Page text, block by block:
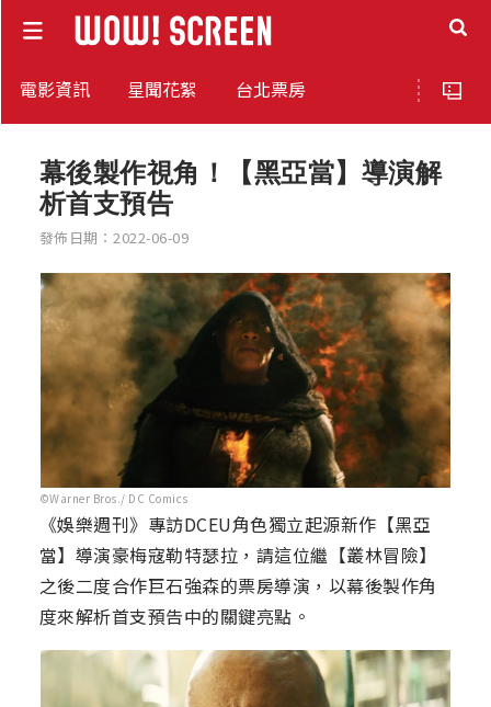
電影資訊 星聞花絮 台北票房
幕後製作視角！【黑亞當】導演解
析首支預告
發佈日期：2022-06-09
©Warner Bros./ DC Comics
《娛樂週刊》專訪DCEU角色獨立起源新作【黑亞
當】導演豪梅寇勒特瑟拉，請這位繼【叢林冒險】
之後二度合作巨石強森的票房導演，以幕後製作角
度來解析首支預告中的關鍵亮點。